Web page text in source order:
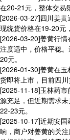
在20-21元，整体交易
[2026-03-27]四川姜黄
现统货价格在19-20元
[2026-03-20]姜黄行情
注度适中，价格平稳
20元。
[2026-01-30]姜黄在玉
货即将上市，目前四
[2025-11-18]玉林药
源充足，但近期需求
22-23元。
[2025-10-17]近期安国
响，商户对姜黄的关